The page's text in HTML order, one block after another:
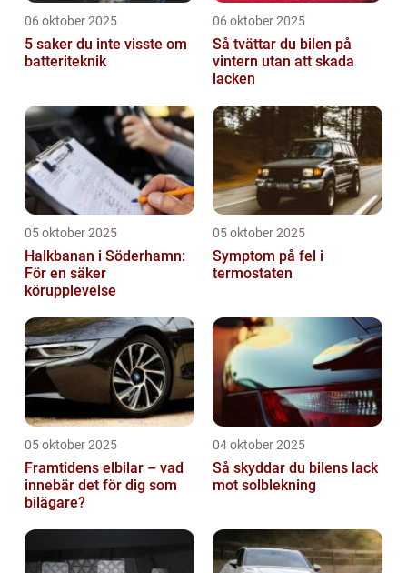
06 oktober 2025
5 saker du inte visste om
batteriteknik
06 oktober 2025
Så tvättar du bilen på
vintern utan att skada
lacken
05 oktober 2025
Halkbanan i Söderhamn:
För en säker
körupplevelse
05 oktober 2025
Symptom på fel i
termostaten
05 oktober 2025
Framtidens elbilar – vad
innebär det för dig som
bilägare?
04 oktober 2025
Så skyddar du bilens lack
mot solblekning